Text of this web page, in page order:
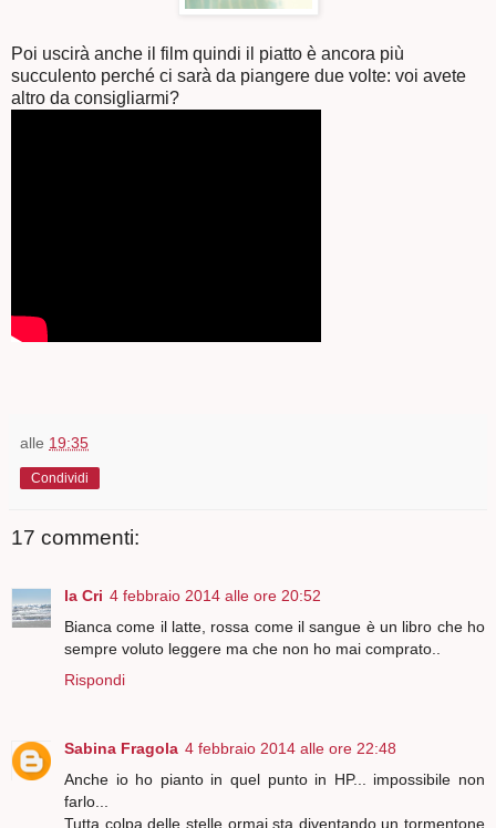
Poi uscirà anche il film quindi il piatto è ancora più
succulento perché ci sarà da piangere due volte: voi avete
altro da consigliarmi?
alle 19:35
Condividi
17 commenti:
la Cri 4 febbraio 2014 alle ore 20:52
Bianca come il latte, rossa come il sangue è un libro che ho
sempre voluto leggere ma che non ho mai comprato..
Rispondi
Sabina Fragola 4 febbraio 2014 alle ore 22:48
Anche io ho pianto in quel punto in HP... impossibile non
farlo...
Tutta colpa delle stelle ormai sta diventando un tormentone